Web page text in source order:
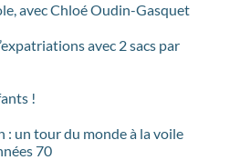
avec Chloé Oudin-Gasquet
avec 2 sacs par
!
: un tour du monde à la voile
70